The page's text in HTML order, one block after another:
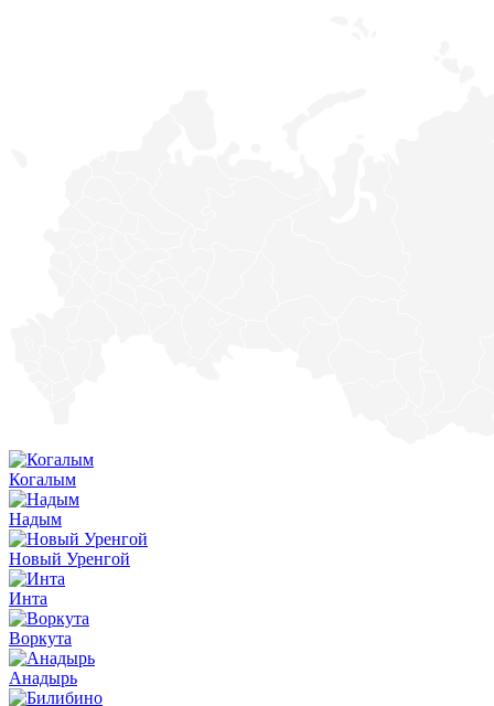
Когалым
Надым
Новый Уренгой
Инта
Воркута
Анадырь